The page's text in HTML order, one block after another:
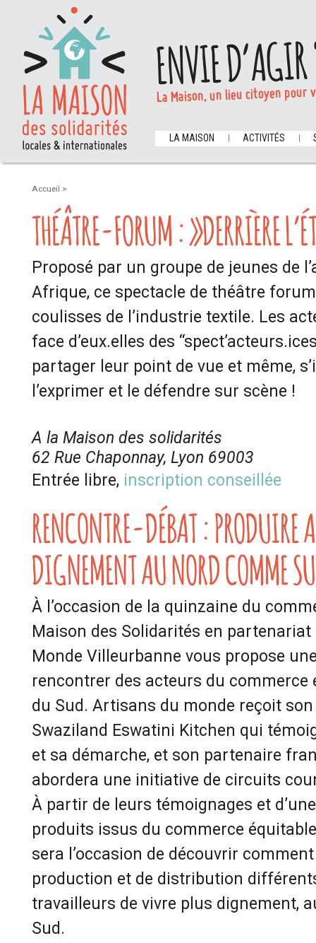
ENVIE
La Maison, un lieu citoyen
LA MAISON ACTIVITÉS
Accueil >
THÉÂTRE-FORUM : »DERRIÈRE
Proposé par un groupe de jeunes de
Afrique, ce spectacle de théâtre
coulisses de l’industrie textile. Les
face d’eux.elles des
partager leur point de vue et même,
l’exprimer et le défendre sur scène !
A la Maison des solidarités
62 Rue Chaponnay, Lyon 69003
Entrée libre, inscription conseillée
RENCONTRE-DÉBAT : PRODUIRE
DIGNEMENT AU NORD COMME
À l’occasion de la quinzaine du
Maison des Solidarités en
Monde Villeurbanne vous propose
rencontrer des acteurs du commerce
du Sud. Artisans du monde reçoit
Swaziland Eswatini Kitchen qui
et sa démarche, et son partenaire
abordera une initiative de circuits
À partir de leurs témoignages et
produits issus du commerce
sera l’occasion de découvrir
production et de distribution
travailleurs de vivre plus dignement,
Sud.